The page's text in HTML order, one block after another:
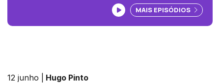
Ouvir podcast
MAIS EPISÓDIOS
12 junho |
Hugo Pinto